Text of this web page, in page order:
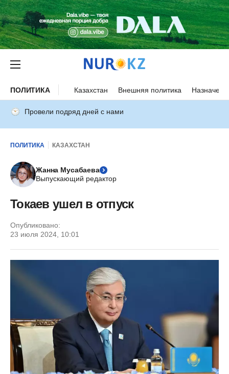
ПОЛИТИКА Казахстан Внешняя политика
Провели подряд дней с нами
ПОЛИТИКА КАЗАХСТАН
Жанна Мусабаева
Выпускающий редактор
Токаев ушел в отпуск
Опубликовано:
23 июля 2024, 10:01